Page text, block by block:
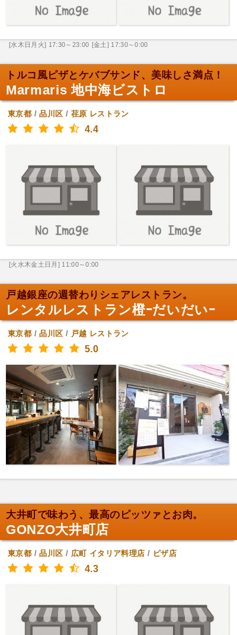
[水木日月火] 17:30～23:00 [金土] 17:30～0:00
トルコ風ピザとケバブサンド、美味しさ満点！
Marmaris 地中海ビストロ
東京都 /品川区 / 荏原 レストラン
4.4
[火水木金土日月] 11:00～0:00
戸越銀座の週替わりシェアレストラン。
レンタルレストラン橙ｰだいだいｰ
東京都 /品川区 / 戸越 レストラン
5.0
大井町で味わう、最高のピッツァとお肉。
GONZO大井町店
東京都 /品川区 / 広町 イタリア料理店 / ピザ店
4.3